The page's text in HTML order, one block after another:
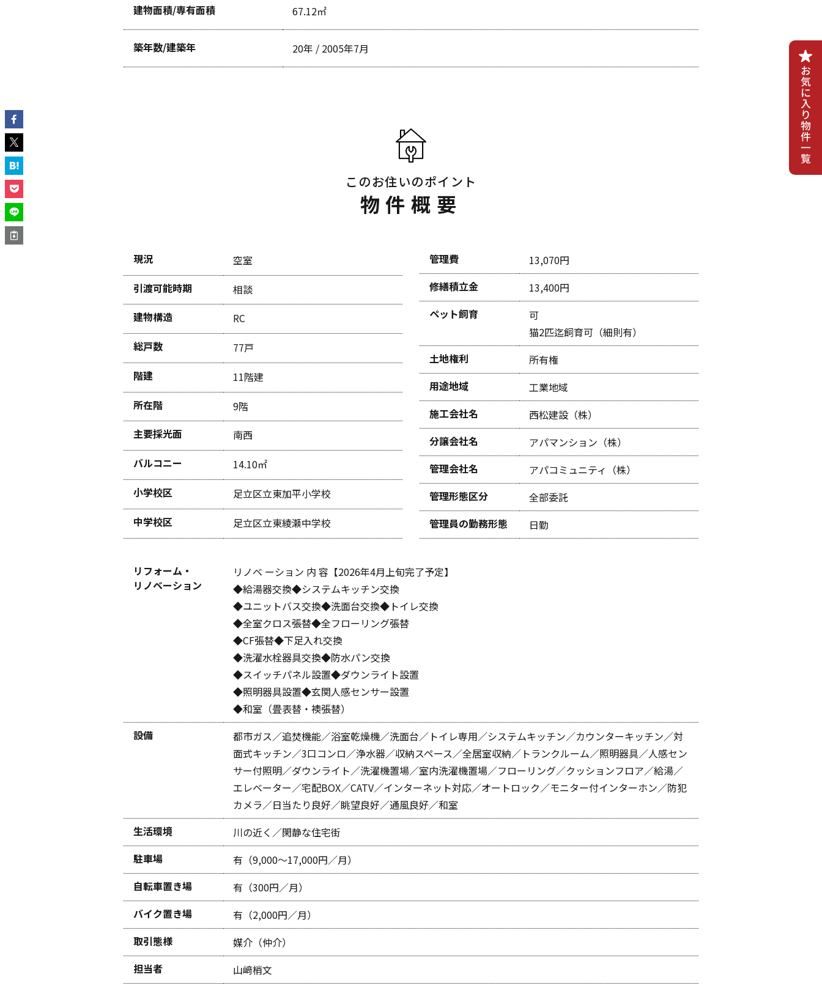
建物面積/専有面積 67.12㎡
築年数/建築年 20年 / 2005年7月
このお住いのポイント
物件概要
現況
空室
引渡可能時期
相談
建物構造
RC
総戸数
77戸
階建
11階建
所在階
9階
主要採光面
南西
バルコニー
14.10㎡
小学校区
足立区立東加平小学校
中学校区
足立区立東綾瀬中学校
管理費
13,070円
修繕積立金
13,400円
ペット飼育
可
猫2匹迄飼育可（細則有）
土地権利
所有権
用途地域
工業地域
施工会社名
西松建設（株）
分譲会社名
アパマンション（株）
管理会社名
アパコミュニティ（株）
管理形態区分
全部委託
管理員の勤務形態
日勤
リフォーム・
リノベーション
リノベ ーション 内 容【2026年4月上旬完了予定】
◆給湯器交換◆システムキッチン交換
◆ユニットバス交換◆洗面台交換◆トイレ交換
◆全室クロス張替◆全フローリング張替
◆CF張替◆下足入れ交換
◆洗濯水栓器具交換◆防水パン交換
◆スイッチパネル設置◆ダウンライト設置
◆照明器具設置◆玄関人感センサー設置
◆和室（畳表替・襖張替）
設備
都市ガス／追焚機能／浴室乾燥機／洗面台／トイレ専用／システムキッチン／カウンターキッチン／対
面式キッチン／3口コンロ／浄水器／収納スペース／全居室収納／トランクルーム／照明器具／人感セン
サー付照明／ダウンライト／洗濯機置場／室内洗濯機置場／フローリング／クッションフロア／給湯／
エレベーター／宅配BOX／CATV／インターネット対応／オートロック／モニター付インターホン／防犯
カメラ／日当たり良好／眺望良好／通風良好／和室
生活環境
川の近く／閑静な住宅街
駐車場
有（9,000～17,000円／月）
自転車置き場
有（300円／月）
バイク置き場
有（2,000円／月）
取引態様
媒介（仲介）
担当者
山﨑梢文